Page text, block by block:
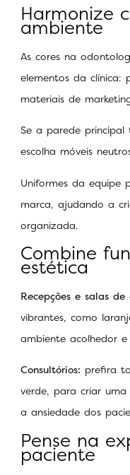
Harmonize
ambiente
As cores na
elementos da clínica:
materiais de
Se a parede
escolha móveis
Uniformes da equipe
marca, ajudando a
organizada.
Combine
estética
Recepções e salas de
vibrantes, como
ambiente acolhedor
Consultórios: prefira
verde, para criar
a ansiedade dos
Pense na
paciente